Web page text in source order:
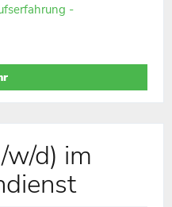
-
d) im